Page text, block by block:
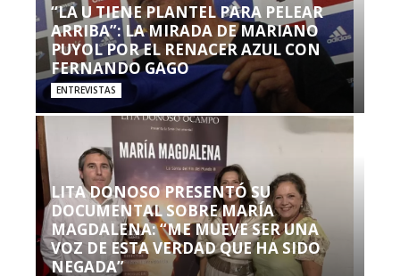
“LA U TIENE PLANTEL PARA PELEAR
ARRIBA”: LA MIRADA DE MARIANO
PUYOL POR EL RENACER AZUL CON
FERNANDO GAGO
ENTREVISTAS
LITA DONOSO PRESENTÓ SU
DOCUMENTAL SOBRE MARÍA
MAGDALENA: “ME MUEVE SER UNA
VOZ DE ESTA VERDAD QUE HA SIDO
NEGADA”